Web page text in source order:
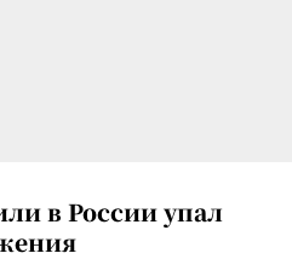
в России упал